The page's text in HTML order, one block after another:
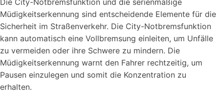
Die City-Notbremsfunktion und die serienmäßige
Müdigkeitserkennung sind entscheidende Elemente für die
Sicherheit im Straßenverkehr. Die City-Notbremsfunktion
kann automatisch eine Vollbremsung einleiten, um Unfälle
zu vermeiden oder ihre Schwere zu mindern. Die
Müdigkeitserkennung warnt den Fahrer rechtzeitig, um
Pausen einzulegen und somit die Konzentration zu
erhalten.